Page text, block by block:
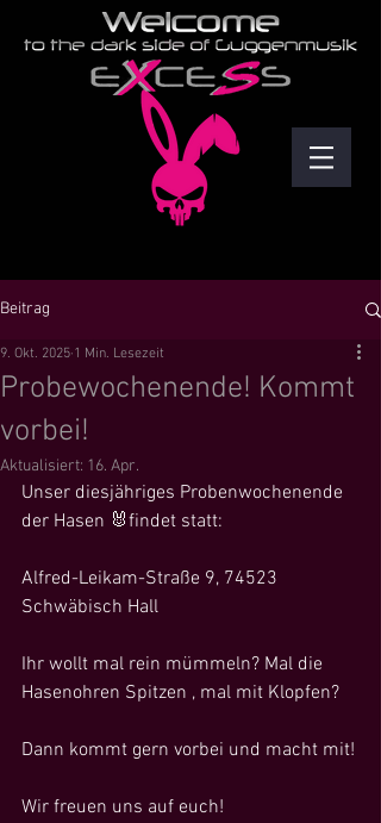
Beitrag
Probewochenende! Kommt
vorbei!
9. Okt. 2025 1 Min. Lesezeit
Aktualisiert: 16. Apr.
Unser diesjähriges Probenwochenende
der Hasen 🐰findet statt:
Alfred-Leikam-Straße 9, 74523
Schwäbisch Hall
Ihr wollt mal rein mümmeln? Mal die
Hasenohren Spitzen , mal mit Klopfen?
Dann kommt gern vorbei und macht mit!
Wir freuen uns auf euch!